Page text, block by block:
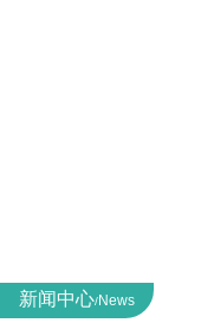
新闻中心/News